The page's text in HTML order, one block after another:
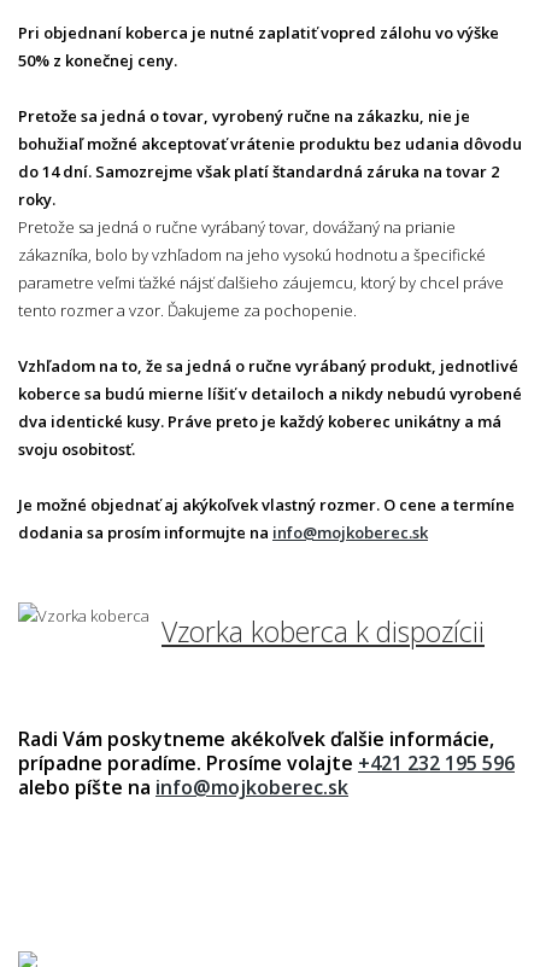
Pri objednaní koberca je nutné zaplatiť vopred zálohu vo výške
50% z konečnej ceny.
Pretože sa jedná o tovar, vyrobený ručne na zákazku, nie je
bohužiaľ možné akceptovať vrátenie produktu bez udania dôvodu
do 14 dní. Samozrejme však platí štandardná záruka na tovar 2
roky.
Pretože sa jedná o ručne vyrábaný tovar, dovážaný na prianie
zákazníka, bolo by vzhľadom na jeho vysokú hodnotu a špecifické
parametre veľmi ťažké nájsť ďalšieho záujemcu, ktorý by chcel práve
tento rozmer a vzor. Ďakujeme za pochopenie.
Vzhľadom na to, že sa jedná o ručne vyrábaný produkt, jednotlivé
koberce sa budú mierne líšiť v detailoch a nikdy nebudú vyrobené
dva identické kusy. Práve preto je každý koberec unikátny a má
svoju osobitosť.
Je možné objednať aj akýkoľvek vlastný rozmer. O cene a termíne
dodania sa prosím informujte na info@mojkoberec.sk
Vzorka koberca k dispozícii
Radi Vám poskytneme akékoľvek ďalšie informácie,
prípadne poradíme. Prosíme volajte +421 232 195 596
alebo píšte na info@mojkoberec.sk